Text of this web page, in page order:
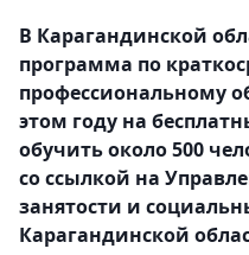
В Карагандинской
программа по
профессиональному
этом году на
обучить около 500
со ссылкой на
занятости и
Карагандинской